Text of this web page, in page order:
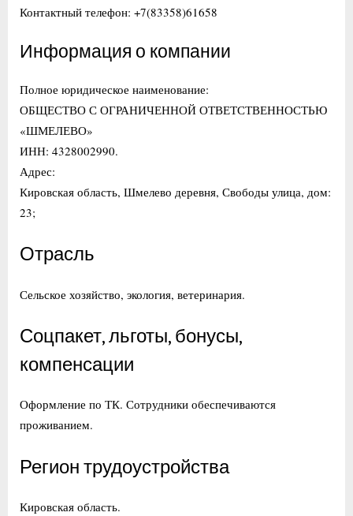
Контактный телефон: +7(83358)61658
Информация о компании
Полное юридическое наименование:
ОБЩЕСТВО С ОГРАНИЧЕННОЙ ОТВЕТСТВЕННОСТЬЮ
«ШМЕЛЕВО»
ИНН: 4328002990.
Адрес:
Кировская область, Шмелево деревня, Свободы улица, дом:
23;
Отрасль
Сельское хозяйство, экология, ветеринария.
Соцпакет, льготы, бонусы,
компенсации
Оформление по ТК. Сотрудники обеспечиваются
проживанием.
Регион трудоустройства
Кировская область.